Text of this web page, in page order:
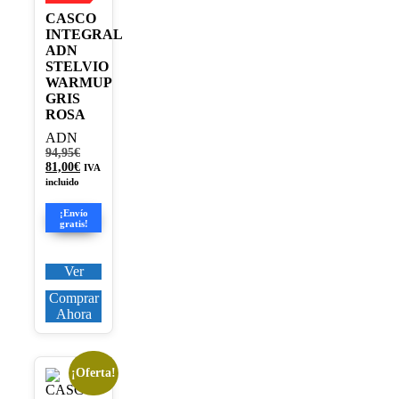
CASCO
INTEGRAL
ADN
STELVIO
WARMUP
GRIS
ROSA
ADN
94,95€El
precio
94,95€.
81,00€El
es:
81,00€.
IVA
incluido
¡Envío
gratis!
Ver
página
de
producto
Comprar
Ahora
¡Oferta!
Este
producto